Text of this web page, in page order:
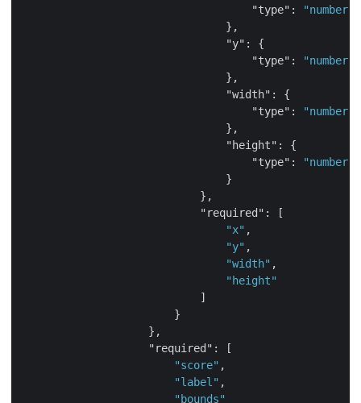
"type" :
"number"
                                },
"y" : {
"type" :
"number"
                                },
"width" : {
"type" :
"number"
                                },
"height" : {
"type" :
"number"
                                }
                            },
"required" : [
"x" ,
"y" ,
"width" ,
"height"
                            ]
                        }
                    },
"required" : [
"score" ,
"label" ,
"bounds"